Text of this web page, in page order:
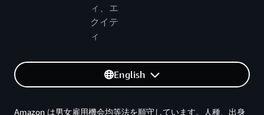
ィ、エ
クイテ
ィ
English
Amazon は男女雇用機会均等法を順守しています。人種、出身